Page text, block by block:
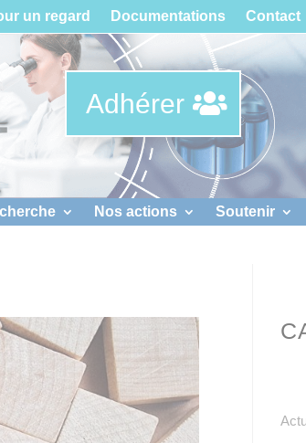
un regard Documentations Contact
Adhérer
Nos actions Soutenir